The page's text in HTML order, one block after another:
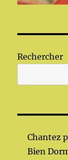
Rechercher
Chantez
Bien